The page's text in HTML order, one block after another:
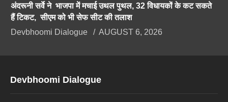
अंदरूनी सर्वे ने भाजपा में मचाई उथल पुथल, 32 विधायकों के कट सकते
हैं टिकट, सीएम को भी सेफ सीट की तलाश
Devbhoomi Dialogue
AUGUST 6, 2026
Devbhoomi Dialogue